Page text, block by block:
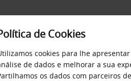
SERVIÇOS EMPRESAS
de Cookies
cookies para lhe
de dados e melhorar a sua
os dados com parceiros